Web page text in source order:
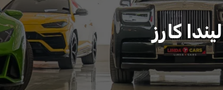
ليندا كارز